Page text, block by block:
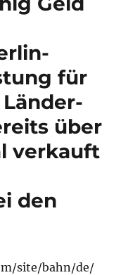
für
über
verkauft
den
site/bahn/de/